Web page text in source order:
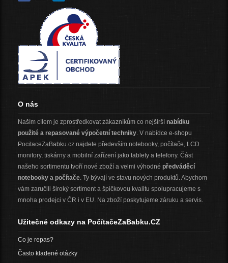
O nás
Naším cílem je zprostředkovat zákazníkům co nejširší nabídku
použité a repasované výpočetní techniky. V nabídce e-shopu
PocitaceZaBabku.cz najdete především notebooky, počítače, LCD
monitory, tiskárny a mobilní zařízení jako tablety a telefony. Část
našeho sortimentu tvoří nové zboží a velmi výhodné předváděcí
notebooky a počítače. Ty bývají ve stavu nových produktů. Abychom
vám zaručili široký sortiment a špičkovou kvalitu spolupracujeme s
mnoha prodejci v ČR i v EU. Na zboží poskytujeme záruku a servis.
Užitečné odkazy na PočítačeZaBabku.CZ
Co je repas?
Často kladené otázky